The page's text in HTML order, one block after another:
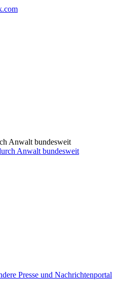
Anwalt bundesweit